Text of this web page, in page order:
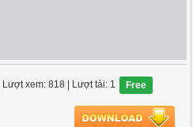
| Lượt xem: 818 | Lượt tải: 1 Free